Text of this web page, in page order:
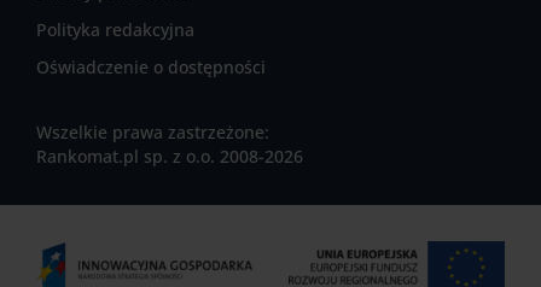
Polityka redakcyjna
Oświadczenie o dostępności
Wszelkie prawa zastrzeżone:
Rankomat.pl sp. z o.o. 2008-2026